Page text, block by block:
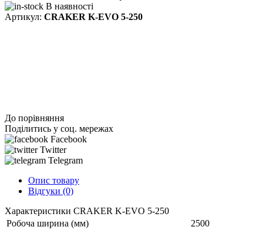
В наявності
Артикул: CRAKER K-EVO 5-250
До порівняння
Поділитись у соц. мережах
Facebook
Twitter
Telegram
Опис товару
Відгуки (0)
Характеристики CRAKER K-EVO 5-250
Робоча ширина (мм)
2500